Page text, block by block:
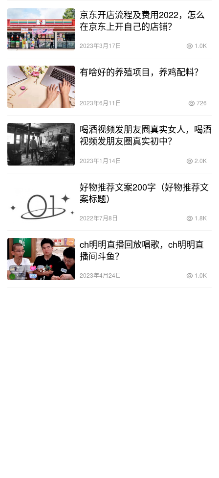
京东开店流程及费用2022，怎么
在京东上开自己的店铺？
2023年3月17日 1.0K
有啥好的养殖项目，养鸡配料？
2023年6月11日 726
喝酒视频发朋友圈真实女人，喝酒
视频发朋友圈真实初中？
2023年1月14日 2.0K
好物推荐文案200字（好物推荐文
案标题）
2022年7月8日 1.8K
ch明明直播回放唱歌，ch明明直
播间斗鱼？
2023年4月24日 1.0K